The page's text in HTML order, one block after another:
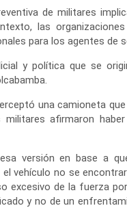
de militares
las
para los agentes de
y política que se
una camioneta
afirmaron
versión en base a
vehículo no se
excesivo de la fuerza
y no de un